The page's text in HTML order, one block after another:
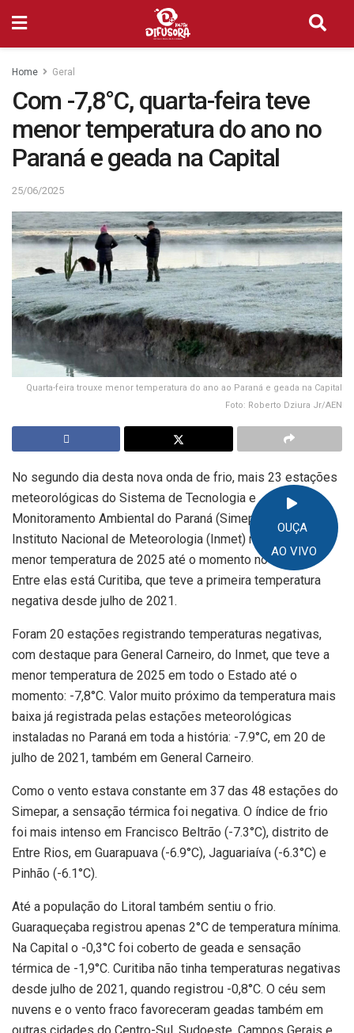
OUÇA
AO VIVO
Home Geral
Com -7,8°C, quarta-feira teve
menor temperatura do ano no
Paraná e geada na Capital
25/06/2025
Quarta-feira trouxe menor temperatura do ano ao Paraná e geada na Capital
Foto: Roberto Dziura Jr/AEN
No segundo dia desta nova onda de frio, mais 23 estações
meteorológicas do Sistema de Tecnologia e
Monitoramento Ambiental do Paraná (Simepar) e três do
Instituto Nacional de Meteorologia (Inmet) registraram a
menor temperatura de 2025 até o momento no Estado.
Entre elas está Curitiba, que teve a primeira temperatura
negativa desde julho de 2021.
Foram 20 estações registrando temperaturas negativas,
com destaque para General Carneiro, do Inmet, que teve a
menor temperatura de 2025 em todo o Estado até o
momento: -7,8°C. Valor muito próximo da temperatura mais
baixa já registrada pelas estações meteorológicas
instaladas no Paraná em toda a história: -7.9°C, em 20 de
julho de 2021, também em General Carneiro.
Como o vento estava constante em 37 das 48 estações do
Simepar, a sensação térmica foi negativa. O índice de frio
foi mais intenso em Francisco Beltrão (-7.3°C), distrito de
Entre Rios, em Guarapuava (-6.9°C), Jaguariaíva (-6.3°C) e
Pinhão (-6.1°C).
Até a população do Litoral também sentiu o frio.
Guaraqueçaba registrou apenas 2°C de temperatura mínima.
Na Capital o -0,3°C foi coberto de geada e sensação
térmica de -1,9°C. Curitiba não tinha temperaturas negativas
desde julho de 2021, quando registrou -0,8°C. O céu sem
nuvens e o vento fraco favoreceram geadas também em